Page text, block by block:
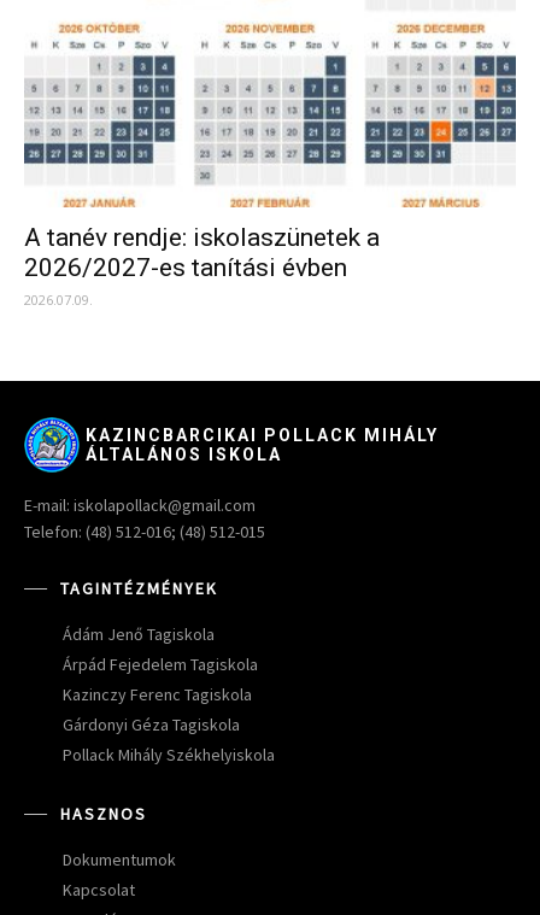
A tanév rendje: iskolaszünetek a
2026/2027-es tanítási évben
2026.07.09.
KAZINCBARCIKAI POLLACK MIHÁLY
ÁLTALÁNOS ISKOLA
E-mail: iskolapollack@gmail.com
Telefon: (48) 512-016; (48) 512-015
TAGINTÉZMÉNYEK
Ádám Jenő Tagiskola
Árpád Fejedelem Tagiskola
Kazinczy Ferenc Tagiskola
Gárdonyi Géza Tagiskola
Pollack Mihály Székhelyiskola
HASZNOS
Dokumentumok
Kapcsolat